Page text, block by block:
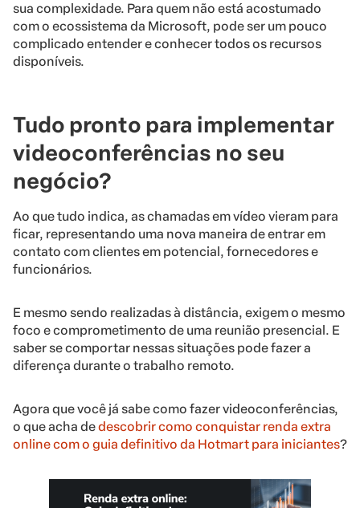
sua complexidade. Para quem não está acostumado
com o ecossistema da Microsoft, pode ser um pouco
complicado entender e conhecer todos os recursos
disponíveis.
Tudo pronto para implementar
videoconferências no seu
negócio?
Ao que tudo indica, as chamadas em vídeo vieram para
ficar, representando uma nova maneira de entrar em
contato com clientes em potencial, fornecedores e
funcionários.
E mesmo sendo realizadas à distância, exigem o mesmo
foco e comprometimento de uma reunião presencial. E
saber se comportar nessas situações pode fazer a
diferença durante o trabalho remoto.
Agora que você já sabe como fazer videoconferências,
o que acha dedescobrir como conquistar renda extra
online com o guia definitivo da Hotmart para iniciantes?